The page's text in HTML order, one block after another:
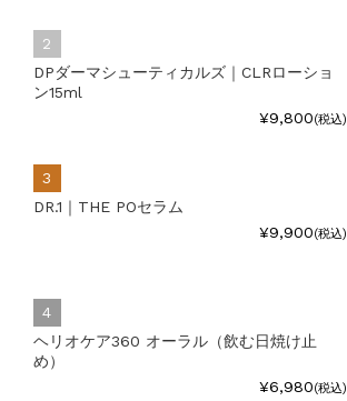
DPダーマシューティカルズ｜CLRローショ
ン15ml
¥9,800(税込)
DR.1｜THE POセラム
¥9,900(税込)
ヘリオケア360 オーラル（飲む日焼け止
め）
¥6,980(税込)